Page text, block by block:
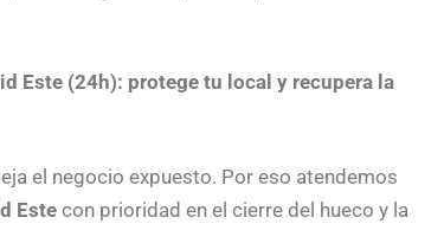
Este (24h): protege tu local y recupera la
el negocio expuesto. Por eso atendemos
Este con prioridad en el cierre del hueco y la